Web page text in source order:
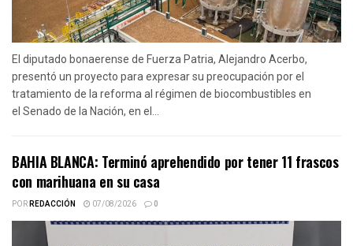
El diputado bonaerense de Fuerza Patria, Alejandro Acerbo,
presentó un proyecto para expresar su preocupación por el
tratamiento de la reforma al régimen de biocombustibles en
el Senado de la Nación, en el...
BAHIA BLANCA: Terminó aprehendido por tener 11 frascos
con marihuana en su casa
PORREDACCIÓN 07/08/2026 0